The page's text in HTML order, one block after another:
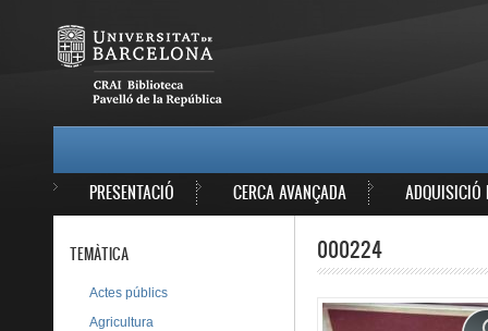
PRESENTACIÓ CERCA AVANÇADA ADQUISICIÓ
000224
TEMÀTICA
Actes públics
Agricultura